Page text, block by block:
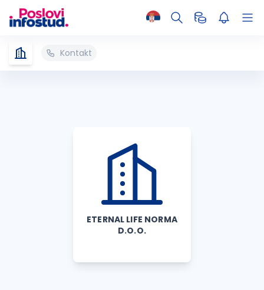
Kontakt
ETERNAL LIFE NORMA
D.O.O.